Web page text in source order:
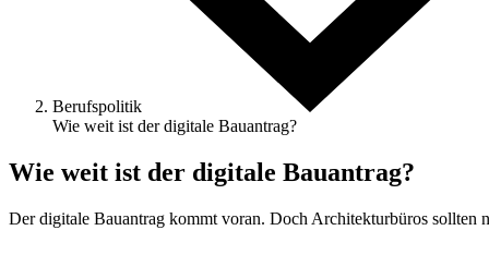
Berufspolitik
Wie weit ist der digitale Bauantrag?
Wie weit ist der digitale Bauantrag?
Der digitale Bauantrag kommt voran. Doch Architekturbüros sollten